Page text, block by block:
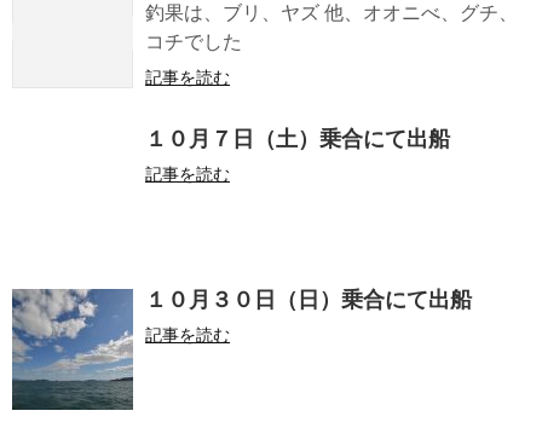
釣果は、ブリ、ヤズ 他、オオニべ、グチ、
コチでした
記事を読む
１０月７日（土）乗合にて出船
記事を読む
１０月３０日（日）乗合にて出船
記事を読む